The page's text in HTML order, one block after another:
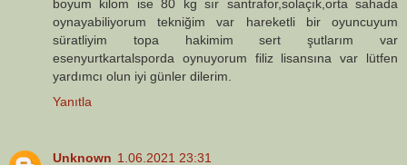
boyum kilom ise 80 kg sır santrafor,solaçık,orta sahada
oynayabiliyorum tekniğim var hareketli bir oyuncuyum
süratliyim topa hakimim sert şutlarım var
esenyurtkartalsporda oynuyorum filiz lisansına var lütfen
yardımcı olun iyi günler dilerim.
Yanıtla
Unknown 1.06.2021 23:31